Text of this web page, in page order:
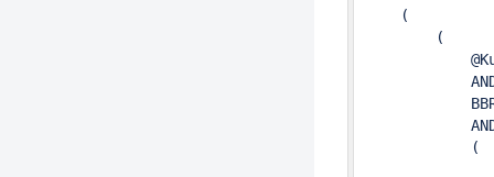
    (
        (
            (